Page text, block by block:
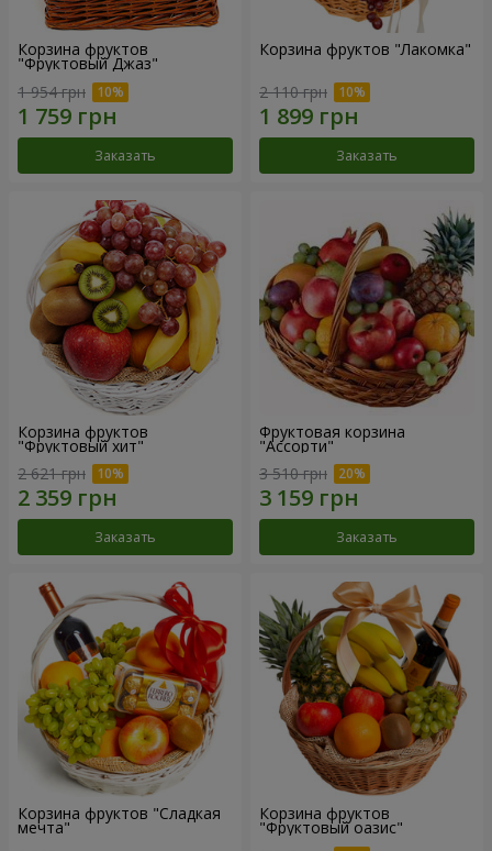
Корзина фруктов
"Фруктовый Джаз"
1 954 грн
Заказать
Корзина фруктов "Лакомка"
2 110 грн
Заказать
Корзина фруктов
"Фруктовый хит"
2 621 грн
Заказать
Фруктовая корзина
"Ассорти"
3 510 грн
Заказать
Корзина фруктов "Сладкая
мечта"
Корзина фруктов
"Фруктовый оазис"